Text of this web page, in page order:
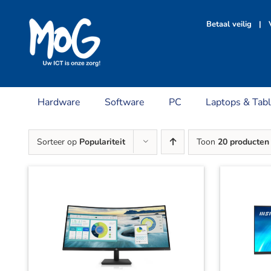
Betaal veilig |
Hardware Software PC Laptops &
Sorteer op Populariteit Toon 20 producten